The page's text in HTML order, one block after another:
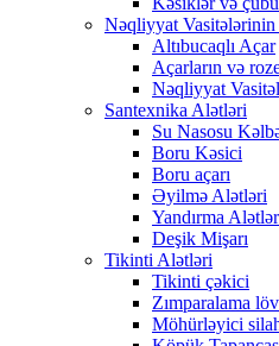
Nəqliyyat
Altıbucaqlı Açar
Açarların və
Nəqliyyat
Santexnika Alətləri
Su Nasosu
Boru Kəsici
Boru açarı
Əyilmə Alətləri
Yandırma
Deşik Mişarı
Tikinti Alətləri
Tikinti çəkici
Zımparalama
Möhürləyici